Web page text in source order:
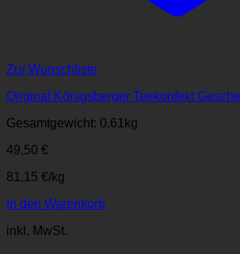
Zur Wunschliste
Original Königsberger Teekonfekt
Gesamtgewicht: 0,61 kg
49,50 €
81,15 €/kg
In den Warenkorb
inkl. MwSt.